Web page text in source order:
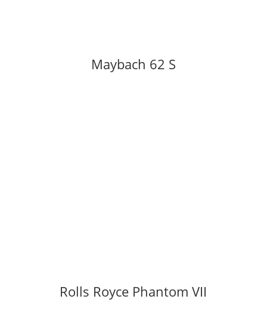
Maybach 62 S
Rolls Royce Phantom VII